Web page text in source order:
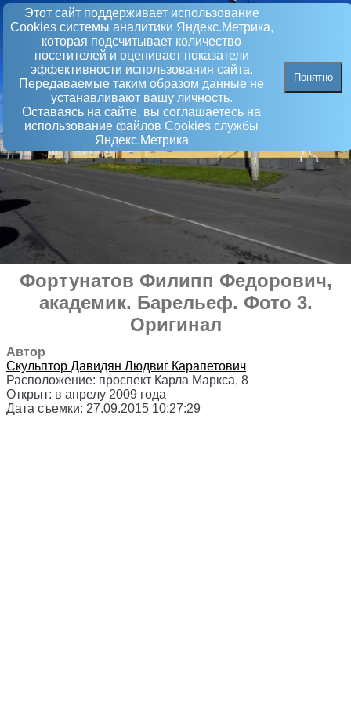
Этот сайт поддерживает использование
Сookies системы аналитики Яндекс.Метрика,
которая подсчитывает количество
посетителей и оценивает показатели
эффективности использования сайта.
Передаваемые таким образом данные не
устанавливают вашу личность.
Оставаясь на сайте, вы соглашаетесь на
использование файлов Сookies службы
Яндекс.Метрика
Понятно
Фортунатов Филипп Федорович,
академик. Барельеф. Фото 3.
Оригинал
Автор
Скульптор Давидян Людвиг Карапетович
Расположение: проспект Карла Маркса, 8
Открыт: в апрелу 2009 года
Дата съемки: 27.09.2015 10:27:29